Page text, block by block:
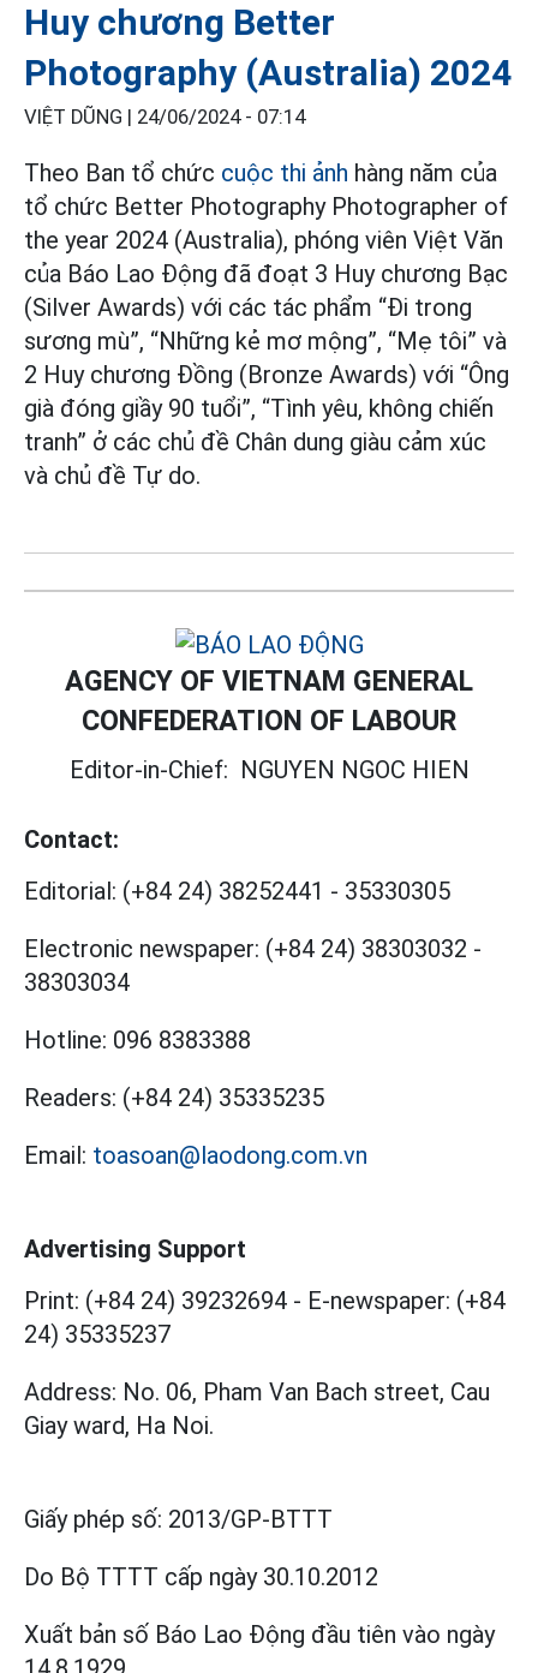
Huy chương Better
Photography (Australia) 2024
VIỆT DŨNG | 24/06/2024 - 07:14
Theo Ban tổ chức cuộc thi ảnh hàng năm của
tổ chức Better Photography Photographer of
the year 2024 (Australia), phóng viên Việt Văn
của Báo Lao Động đã đoạt 3 Huy chương Bạc
(Silver Awards) với các tác phẩm “Đi trong
sương mù”, “Những kẻ mơ mộng”, “Mẹ tôi” và
2 Huy chương Đồng (Bronze Awards) với “Ông
già đóng giầy 90 tuổi”, “Tình yêu, không chiến
tranh” ở các chủ đề Chân dung giàu cảm xúc
và chủ đề Tự do.
AGENCY OF VIETNAM GENERAL
CONFEDERATION OF LABOUR
Editor-in-Chief: NGUYEN NGOC HIEN
Contact:
Editorial: (+84 24) 38252441 - 35330305
Electronic newspaper: (+84 24) 38303032 -
38303034
Hotline: 096 8383388
Readers: (+84 24) 35335235
Email: toasoan@laodong.com.vn
Advertising Support
Print: (+84 24) 39232694 - E-newspaper: (+84
24) 35335237
Address: No. 06, Pham Van Bach street, Cau
Giay ward, Ha Noi.
Giấy phép số: 2013/GP-BTTT
Do Bộ TTTT cấp ngày 30.10.2012
Xuất bản số Báo Lao Động đầu tiên vào ngày